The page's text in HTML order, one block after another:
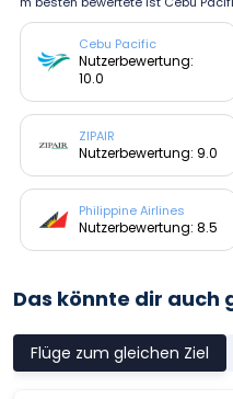
ng von 10.0.
Cebu Pacific
Nutzerbewertung:
10.0
ZIPAIR
Nutzerbewertung: 9.0
Philippine Airlines
Nutzerbewertung: 8.5
Das könnte dir auch
Flüge zum gleichen Ziel